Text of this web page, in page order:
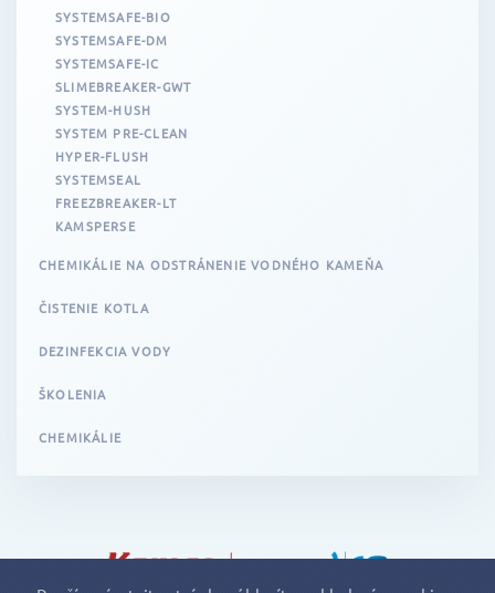
SYSTEMSAFE-BIO
SYSTEMSAFE-DM
SYSTEMSAFE-IC
SLIMEBREAKER-GWT
SYSTEM-HUSH
SYSTEM PRE-CLEAN
HYPER-FLUSH
SYSTEMSEAL
FREEZBREAKER-LT
KAMSPERSE
CHEMIKÁLIE NA ODSTRÁNENIE VODNÉHO KAMEŇA
ČISTENIE KOTLA
DEZINFEKCIA VODY
ŠKOLENIA
CHEMIKÁLIE